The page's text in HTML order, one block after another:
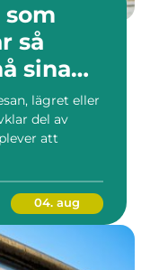
sina
lägret eller
del av
att
04. aug